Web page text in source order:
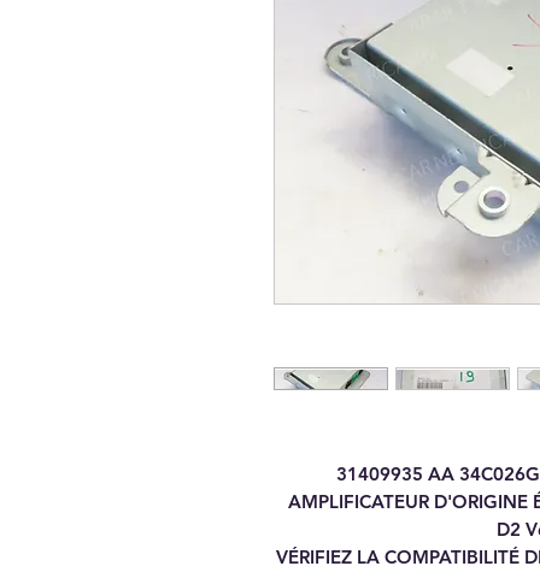
31409935 AA
AMPLIFICATEUR D'ORIGINE
D2
VÉRIFIEZ LA COMPATIBILITÉ